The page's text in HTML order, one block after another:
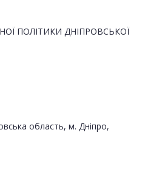
ПОЛІТИКИ ДНІПРОВСЬКОЇ
область, м. Дніпро,